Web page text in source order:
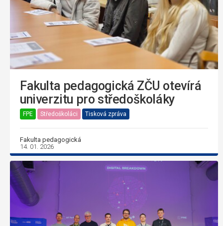
Fakulta pedagogická ZČU otevírá
univerzitu pro středoškoláky
FPE Středoškoláci Tisková zpráva
Fakulta pedagogická
14. 01. 2026